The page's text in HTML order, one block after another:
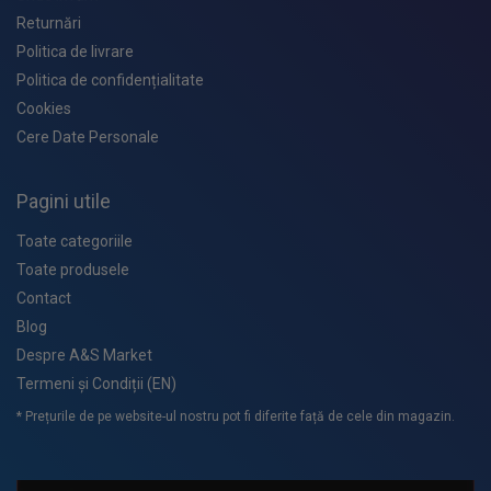
Returnări
Politica de livrare
Politica de confidențialitate
Cookies
Cere Date Personale
Pagini utile
Toate categoriile
Toate produsele
Contact
Blog
Despre A&S Market
Termeni și Condiții (EN)
* Prețurile de pe website-ul nostru pot fi diferite față de cele din magazin.